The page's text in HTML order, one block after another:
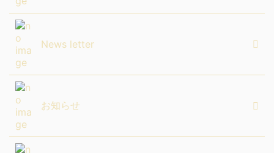
News letter
お知らせ